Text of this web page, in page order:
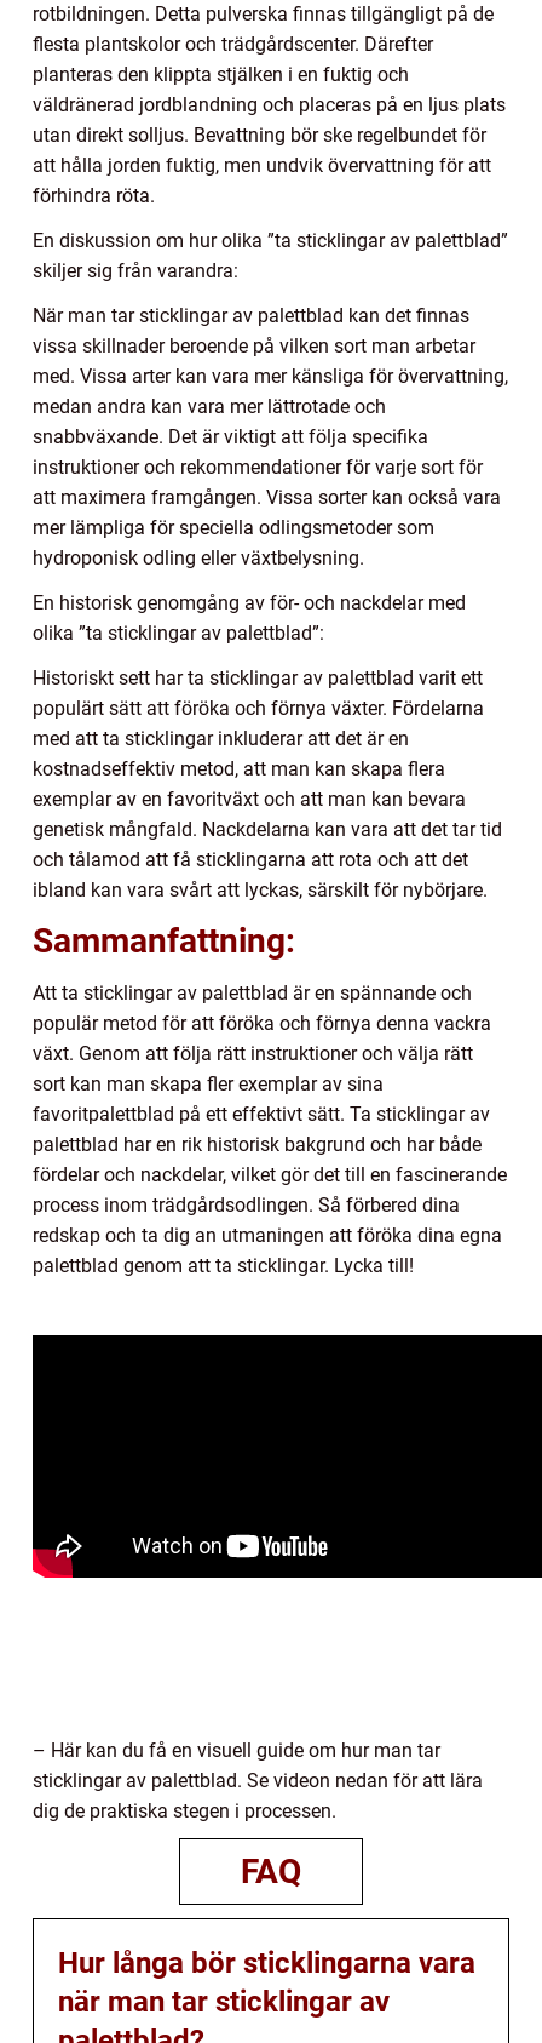
rotbildningen. Detta pulverska finnas tillgängligt på de
flesta plantskolor och trädgårdscenter. Därefter
planteras den klippta stjälken i en fuktig och
väldränerad jordblandning och placeras på en ljus plats
utan direkt solljus. Bevattning bör ske regelbundet för
att hålla jorden fuktig, men undvik övervattning för att
förhindra röta.
En diskussion om hur olika ”ta sticklingar av palettblad”
skiljer sig från varandra:
När man tar sticklingar av palettblad kan det finnas
vissa skillnader beroende på vilken sort man arbetar
med. Vissa arter kan vara mer känsliga för övervattning,
medan andra kan vara mer lättrotade och
snabbväxande. Det är viktigt att följa specifika
instruktioner och rekommendationer för varje sort för
att maximera framgången. Vissa sorter kan också vara
mer lämpliga för speciella odlingsmetoder som
hydroponisk odling eller växtbelysning.
En historisk genomgång av för- och nackdelar med
olika ”ta sticklingar av palettblad”:
Historiskt sett har ta sticklingar av palettblad varit ett
populärt sätt att föröka och förnya växter. Fördelarna
med att ta sticklingar inkluderar att det är en
kostnadseffektiv metod, att man kan skapa flera
exemplar av en favoritväxt och att man kan bevara
genetisk mångfald. Nackdelarna kan vara att det tar tid
och tålamod att få sticklingarna att rota och att det
ibland kan vara svårt att lyckas, särskilt för nybörjare.
Sammanfattning:
Att ta sticklingar av palettblad är en spännande och
populär metod för att föröka och förnya denna vackra
växt. Genom att följa rätt instruktioner och välja rätt
sort kan man skapa fler exemplar av sina
favoritpalettblad på ett effektivt sätt. Ta sticklingar av
palettblad har en rik historisk bakgrund och har både
fördelar och nackdelar, vilket gör det till en fascinerande
process inom trädgårdsodlingen. Så förbered dina
redskap och ta dig an utmaningen att föröka dina egna
palettblad genom att ta sticklingar. Lycka till!
– Här kan du få en visuell guide om hur man tar
sticklingar av palettblad. Se videon nedan för att lära
dig de praktiska stegen i processen.
FAQ
Hur långa bör sticklingarna vara
när man tar sticklingar av